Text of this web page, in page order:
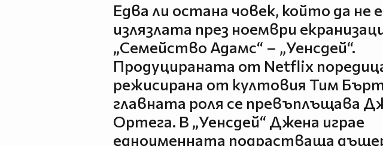
Едва ли остана човек, който да не е
излязлата през ноември
„Семейство Адамс“ – „Уенсдей“.
Продуцираната от Netflix
режисирана от култовия Тим
главната роля се превъплъщава
Ортега. В „Уенсдей“ Джена играе
едноименната подрастваща